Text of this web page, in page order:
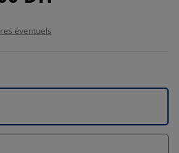
éventuels